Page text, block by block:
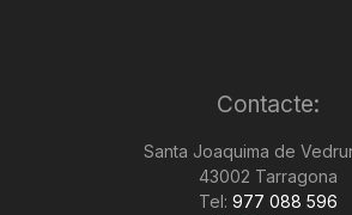
Contacte:
Santa Joaquima de
43002 Tarragona
Tel: 977 088 596